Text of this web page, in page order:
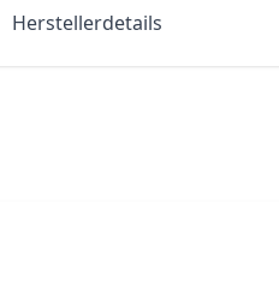
Herstellerdetails